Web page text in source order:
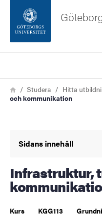
Sidfoten
Om webbplatsen
Länkstig
HemStudera Hitta
och kommunikation
Sidans innehåll
Infrastruktur, transporter och
Kurs KGG113